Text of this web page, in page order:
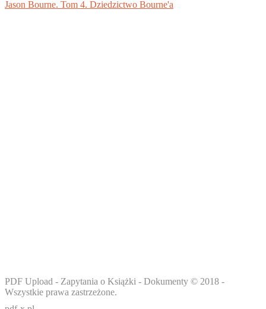
Jason Bourne. Tom 4. Dziedzictwo Bourne'a
PDF Upload - Zapytania o Książki - Dokumenty © 2018 -
Wszystkie prawa zastrzeżone.